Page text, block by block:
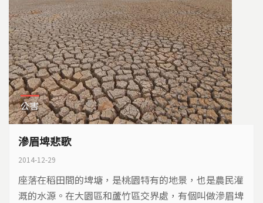
公害
滲眉埤悲歌
2014-12-29
座落在稻田間的埤塘，是桃園特有的地景，也是農民灌
溉的水源。在大園區和蘆竹區交界處，有個叫做滲眉埤